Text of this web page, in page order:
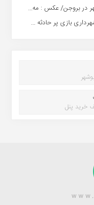
در بروجن/ عکس : مه...
بازی پر حادثه ...